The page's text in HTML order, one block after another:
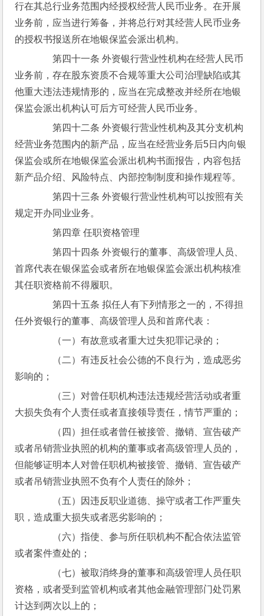
行在其总行业务范围内经授权经营人民币业务。在开展
业务前，应当进行筹备，并将总行对其经营人民币业务
的授权书报送所在地银保监会派出机构。
第四十一条 外资银行营业性机构在经营人民币
业务前，存在股东资质不合规等重大公司治理缺陷或其
他重大违法违规情形的，应当在完成整改并经所在地银
保监会派出机构认可后方可经营人民币业务。
第四十二条 外资银行营业性机构及其分支机构
经营业务范围内的新产品，应当在经营业务后5日内向银
保监会或所在地银保监会派出机构书面报告，内容包括
新产品介绍、风险特点、内部控制制度和操作规程等。
第四十三条 外资银行营业性机构可以按照有关
规定开办同业业务。
第四章 任职资格管理
第四十四条 外资银行的董事、高级管理人员、
首席代表在银保监会或者所在地银保监会派出机构核准
其任职资格前不得履职。
第四十五条 拟任人有下列情形之一的，不得担
任外资银行的董事、高级管理人员和首席代表：
（一）有故意或者重大过失犯罪记录的；
（二）有违反社会公德的不良行为，造成恶劣
影响的；
（三）对曾任职机构违法违规经营活动或者重
大损失负有个人责任或者直接领导责任，情节严重的；
（四）担任或者曾任被接管、撤销、宣告破产
或者吊销营业执照的机构的董事或者高级管理人员的，
但能够证明本人对曾任职机构被接管、撤销、宣告破产
或者吊销营业执照不负有个人责任的除外；
（五）因违反职业道德、操守或者工作严重失
职，造成重大损失或者恶劣影响的；
（六）指使、参与所任职机构不配合依法监管
或者案件查处的；
（七）被取消终身的董事和高级管理人员任职
资格，或者受到监管机构或者其他金融管理部门处罚累
计达到两次以上的；